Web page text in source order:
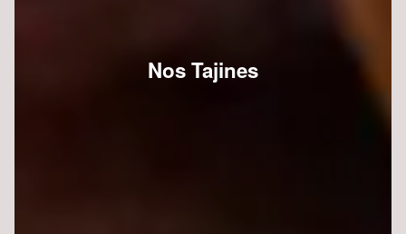
Nos Tajines